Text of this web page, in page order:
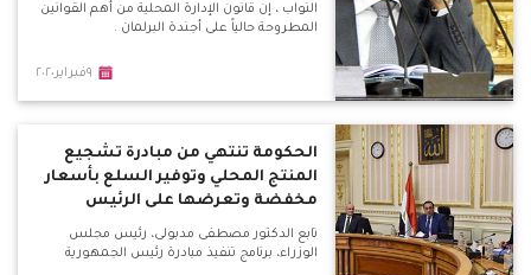
النواب ، إن قانون الإدارة المحلية من أهم القوانين
المطروحة حالياً على أجندة البرلمان .
٩فبراير٢٠٢٠
الحكومة تنتهي من مبادرة تشجيع
المنتج المحلي وتوفير السلع بأسعار
مخفضة وتعرضها على الرئيس
تابع الدكتور مصطفى مدبولى، رئيس مجلس
الوزراء، برنامج تنفيذ مبادرة رئيس الجمهورية